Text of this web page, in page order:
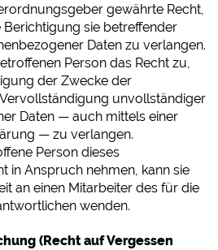
gewährte Recht,
sie betreffender
Daten zu verlangen.
Person das Recht zu,
der Zwecke der
unvollständiger
Daten — auch mittels einer
— zu verlangen.
Person dieses
in Anspruch nehmen, kann sie
an einen Mitarbeiter des für die
wenden.
(Recht auf Vergessen